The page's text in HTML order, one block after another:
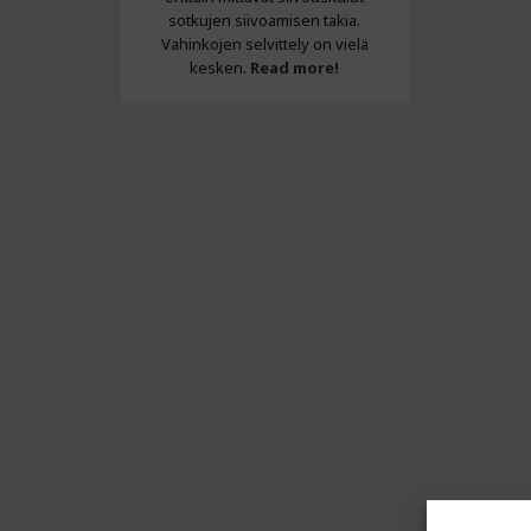
sotkujen siivoamisen takia.
Vahinkojen selvittely on vielä
kesken. Read more!